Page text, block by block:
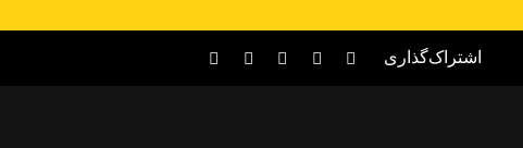
اشتراک‌گذاری